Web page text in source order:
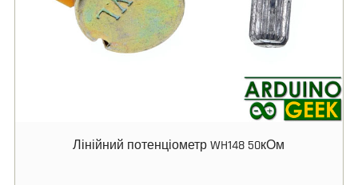
Лінійний потенціометр WH148 50кОм